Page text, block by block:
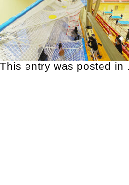
This entry was posted in